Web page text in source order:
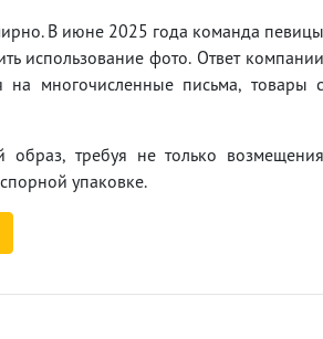
В июне 2025 года команда певицы
использование фото. Ответ компании
на многочисленные письма, товары с
образ, требуя не только возмещения
упаковке.